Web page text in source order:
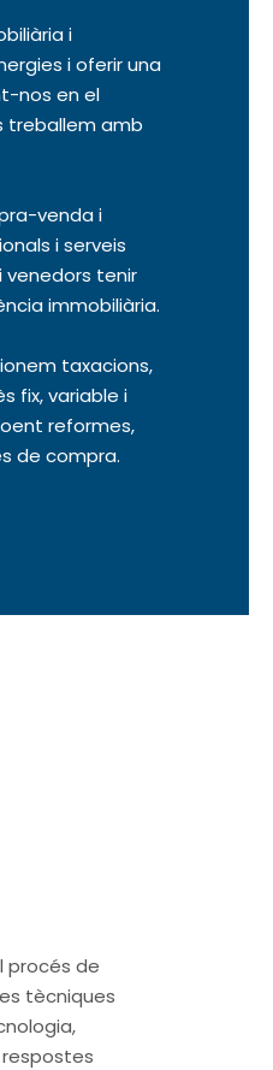
i
i oferir una
nos en el
treballem amb
venda i
i serveis
venedors tenir
immobiliària.
taxacions,
fix, variable i
reformes,
de compra.
procés de
tècniques